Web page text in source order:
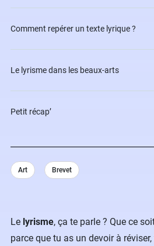
Le lyrisme, ça te parle ? Que ce
parce que tu as un devoir à
Comment repérer un texte lyrique ?
Le lyrisme dans les beaux-arts ‍
Petit récap’
Art Brevet